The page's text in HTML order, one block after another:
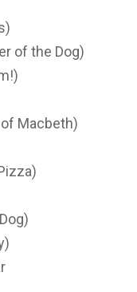
of the Dog)
Macbeth)